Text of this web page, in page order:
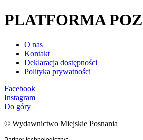
PLATFORMA
O nas
Kontakt
Deklaracja dostępności
Polityka prywatności
Facebook
Instagram
Do góry
© Wydawnictwo Miejskie Posnania